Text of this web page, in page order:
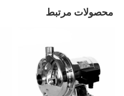
محصولات مرتبط